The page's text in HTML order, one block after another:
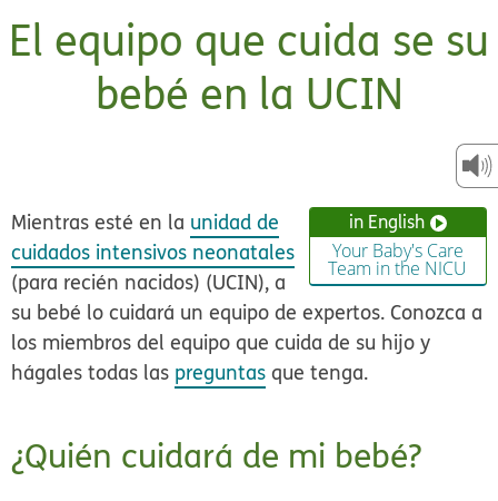
biblioteca
El equipo que cuida se su
bebé en la UCIN
in English
Your Baby's Care
Team in the NICU
Mientras esté en la unidad de
cuidados intensivos neonatales
(para recién nacidos) (UCIN), a
su bebé lo cuidará un equipo de expertos. Conozca a
los miembros del equipo que cuida de su hijo y
hágales todas las preguntas que tenga.
¿Quién cuidará de mi bebé?